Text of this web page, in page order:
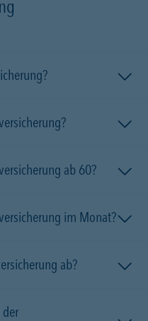
ab 60?
im Monat?
ab?